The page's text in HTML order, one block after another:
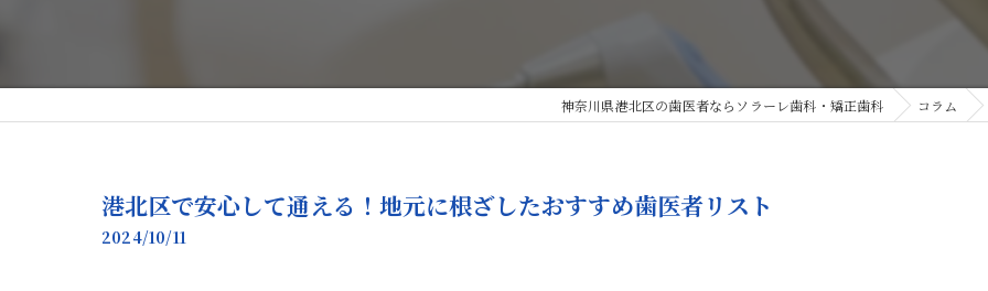
神奈川県港北区の歯医者ならソラーレ歯科・矯正歯科 コラム
港北区で安心して通える！地元に根ざしたおすすめ歯医者リスト
2024/10/11